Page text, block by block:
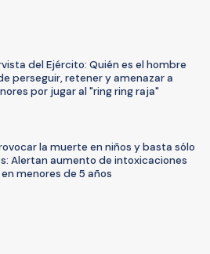
del Ejército: Quién es el hombre
perseguir, retener y amenazar a
por jugar al "ring ring raja"
la muerte en niños y basta sólo
Alertan aumento de intoxicaciones
menores de 5 años